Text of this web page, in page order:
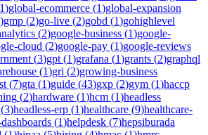
1)global-ecommerce (1)global-expansion
)gmp (2)go-live (2)gobd (1)gohighlevel
(2)google-business (1)google-
cloud (2)google-pay (1)google-reviews
(3)gpt (1)grafana (1)grants (2)graphql
(1)gri (2)growing-business
(7)gta (1)guide (43)gxp (2)gym (1)haccp
(2)hardware (1)hcm (1)headless
(3)headless-erp (1)healthcare (9)healthcare-
(1)helpdesk (7)hepsiburada